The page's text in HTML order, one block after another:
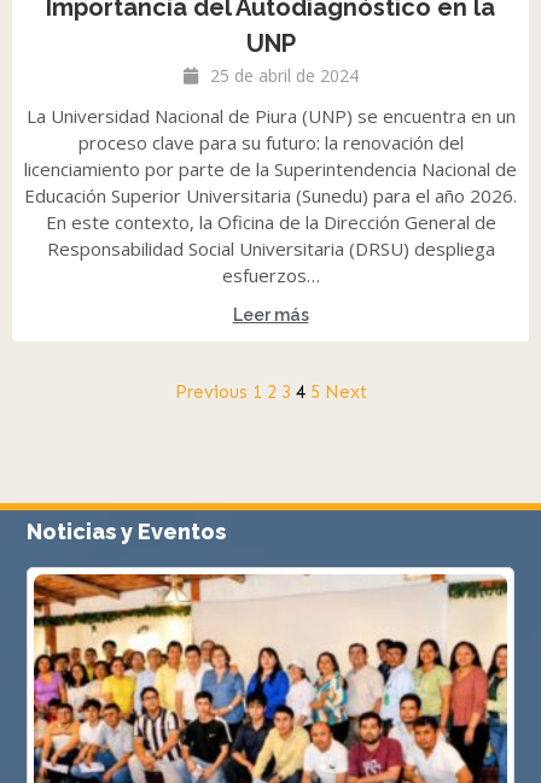
Importancia del Autodiagnóstico en la
UNP
25 de abril de 2024
La Universidad Nacional de Piura (UNP) se encuentra en un
proceso clave para su futuro: la renovación del
licenciamiento por parte de la Superintendencia Nacional de
Educación Superior Universitaria (Sunedu) para el año 2026.
En este contexto, la Oficina de la Dirección General de
Responsabilidad Social Universitaria (DRSU) despliega
esfuerzos…
Leer más
Previous 1 2 3 4 5 Next
Noticias y Eventos